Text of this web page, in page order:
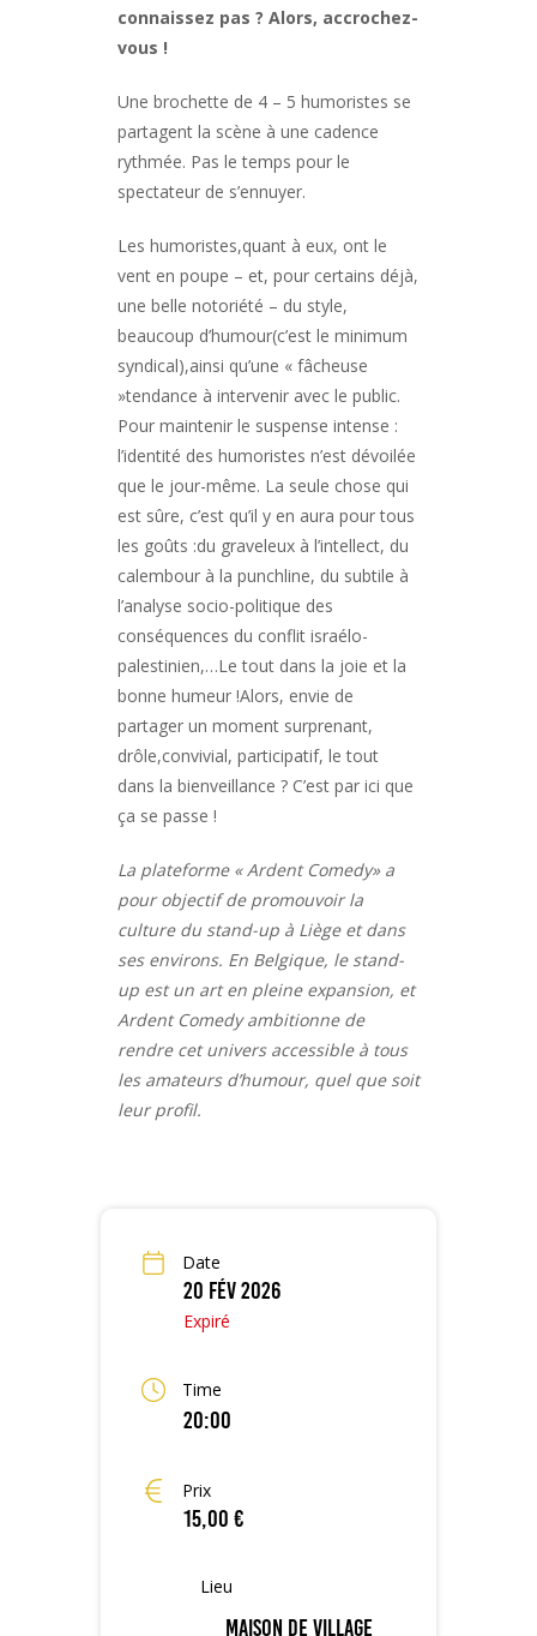
connaissez pas ? Alors, accrochez-
vous !
Une brochette de 4 – 5 humoristes se
partagent la scène à une cadence
rythmée. Pas le temps pour le
spectateur de s’ennuyer.
Les humoristes,quant à eux, ont le
vent en poupe – et, pour certains déjà,
une belle notoriété – du style,
beaucoup d’humour(c’est le minimum
syndical),ainsi qu’une « fâcheuse
»tendance à intervenir avec le public.
Pour maintenir le suspense intense :
l’identité des humoristes n’est dévoilée
que le jour-même. La seule chose qui
est sûre, c’est qu’il y en aura pour tous
les goûts :du graveleux à l’intellect, du
calembour à la punchline, du subtile à
l’analyse socio-politique des
conséquences du conflit israélo-
palestinien,…Le tout dans la joie et la
bonne humeur !Alors, envie de
partager un moment surprenant,
drôle,convivial, participatif, le tout
dans la bienveillance ? C’est par ici que
ça se passe !
La plateforme « Ardent Comedy» a
pour objectif de promouvoir la
culture du stand-up à Liège et dans
ses environs. En Belgique, le stand-
up est un art en pleine expansion, et
Ardent Comedy ambitionne de
rendre cet univers accessible à tous
les amateurs d’humour, quel que soit
leur profil.
Date
20 Fév 2026
Expiré
Time
20:00
Prix
15,00 €
Lieu
Maison de Village